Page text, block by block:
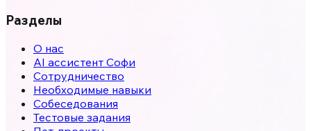
Разделы
О нас
AI ассистент Софи
Сотрудничество
Необходимые навыки
Собеседования
Тестовые задания